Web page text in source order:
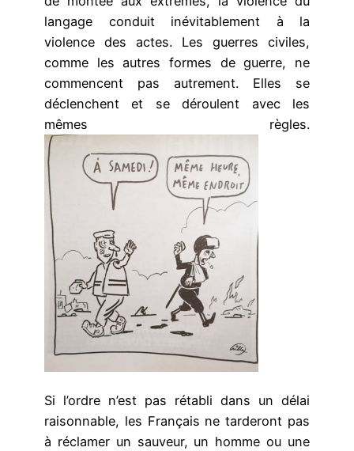
langage conduit inévitablement à la
violence des actes. Les guerres civiles,
comme les autres formes de guerre, ne
commencent pas autrement. Elles se
déclenchent et se déroulent avec les
mêmes règles.
Si l’ordre n’est pas rétabli dans un délai
raisonnable, les Français ne tarderont pas
à réclamer un sauveur, un homme ou une